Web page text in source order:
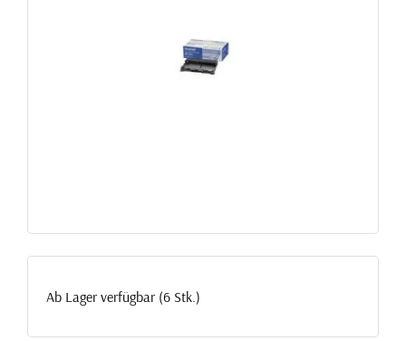
Ab Lager verfügbar (6 Stk.)